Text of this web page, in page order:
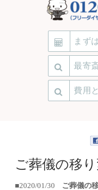
まず
最寄
費用
ご葬儀の移
■2020/01/30 ご葬儀の